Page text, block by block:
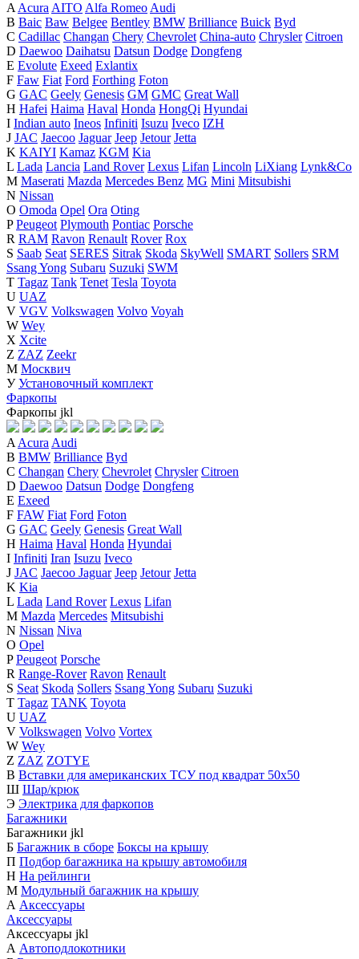
A Acura AITO Alfa Romeo Audi
B Baic Baw Belgee Bentley BMW Brilliance Buick Byd
C Cadillac Changan Chery Chevrolet China-auto Chrysler Citroen
D Daewoo Daihatsu Datsun Dodge Dongfeng
E Evolute Exeed Exlantix
F Faw Fiat Ford Forthing Foton
G GAC Geely Genesis GM GMC Great Wall
H Hafei Haima Haval Honda HongQi Hyundai
I Indian auto Ineos Infiniti Isuzu Iveco IZH
J JAC Jaecoo Jaguar Jeep Jetour Jetta
K KAIYI Kamaz KGM Kia
L Lada Lancia Land Rover Lexus Lifan Lincoln LiXiang Lynk&Co
M Maserati Mazda Mercedes Benz MG Mini Mitsubishi
N Nissan
O Omoda Opel Ora Oting
P Peugeot Plymouth Pontiac Porsche
R RAM Ravon Renault Rover Rox
S Saab Seat SERES Sitrak Skoda SkyWell SMART Sollers SRM
Ssang Yong Subaru Suzuki SWM
T Tagaz Tank Tenet Tesla Toyota
U UAZ
V VGV Volkswagen Volvo Voyah
W Wey
X Xcite
Z ZAZ Zeekr
М Москвич
У Установочный комплект
Фаркопы
Фаркопы jkl
A Acura Audi
B BMW Brilliance Byd
C Changan Chery Chevrolet Chrysler Citroen
D Daewoo Datsun Dodge Dongfeng
E Exeed
F FAW Fiat Ford Foton
G GAC Geely Genesis Great Wall
H Haima Haval Honda Hyundai
I Infiniti Iran Isuzu Iveco
J JAC Jaecoo Jaguar Jeep Jetour Jetta
K Kia
L Lada Land Rover Lexus Lifan
M Mazda Mercedes Mitsubishi
N Nissan Niva
O Opel
P Peugeot Porsche
R Range-Rover Ravon Renault
S Seat Skoda Sollers Ssang Yong Subaru Suzuki
T Tagaz TANK Toyota
U UAZ
V Volkswagen Volvo Vortex
W Wey
Z ZAZ ZOTYE
В Вставки для американских ТСУ под квадрат 50х50
Ш Шар/крюк
Э Электрика для фаркопов
Багажники
Багажники jkl
Б Багажник в сборе Боксы на крышу
П Подбор багажника на крышу автомобиля
Н На рейлинги
М Модульный багажник на крышу
А Аксессуары
Аксессуары
Аксессуары jkl
А Автоподлокотники